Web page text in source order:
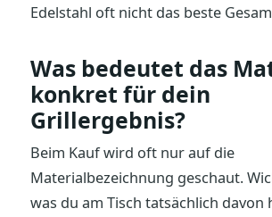
Edelstahl oft nicht das beste
Was bedeutet das
konkret für dein
Grillergebnis?
Beim Kauf wird oft nur auf die
Materialbezeichnung geschaut.
was du am Tisch tatsächlich davon